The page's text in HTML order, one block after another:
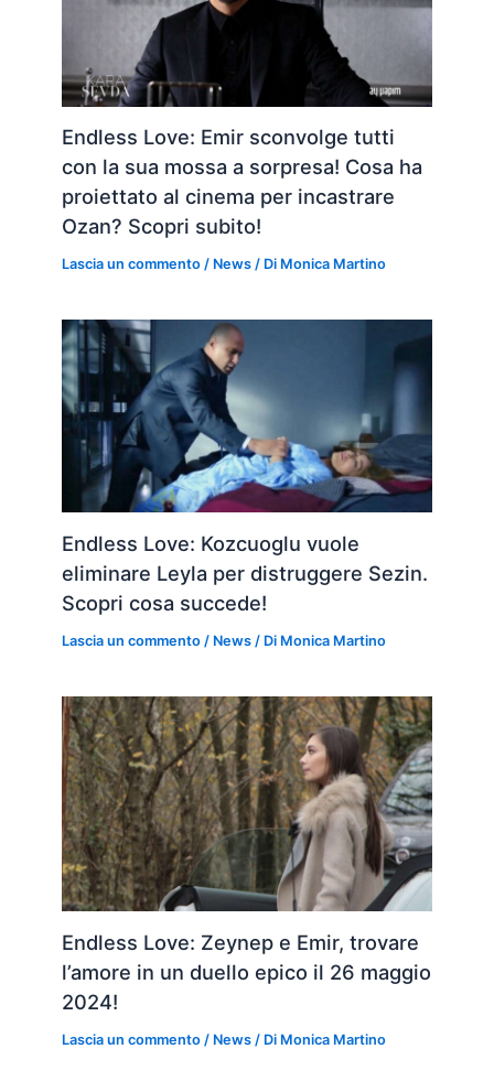
Endless Love: Emir sconvolge tutti
con la sua mossa a sorpresa! Cosa ha
proiettato al cinema per incastrare
Ozan? Scopri subito!
Lascia un commento / News / Di Monica Martino
Endless Love: Kozcuoglu vuole
eliminare Leyla per distruggere Sezin.
Scopri cosa succede!
Lascia un commento / News / Di Monica Martino
Endless Love: Zeynep e Emir, trovare
l’amore in un duello epico il 26 maggio
2024!
Lascia un commento / News / Di Monica Martino